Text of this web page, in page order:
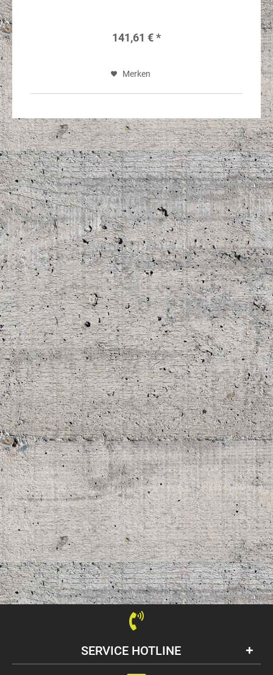
141,61 € *
Merken
SERVICE HOTLINE